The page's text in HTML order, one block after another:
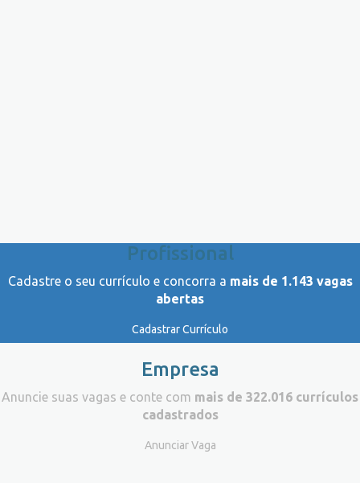
Profissional
Cadastre o seu currículo e concorra a mais de 1.143 vagas
abertas
Cadastrar Currículo
Empresa
Anuncie suas vagas e conte com mais de 322.016 currículos
cadastrados
Anunciar Vaga